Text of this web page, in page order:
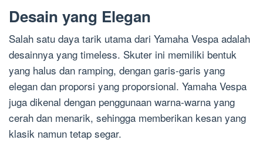
Desain yang Elegan
Salah satu daya tarik utama dari Yamaha Vespa adalah
desainnya yang timeless. Skuter ini memiliki bentuk
yang halus dan ramping, dengan garis-garis yang
elegan dan proporsi yang proporsional. Yamaha Vespa
juga dikenal dengan penggunaan warna-warna yang
cerah dan menarik, sehingga memberikan kesan yang
klasik namun tetap segar.